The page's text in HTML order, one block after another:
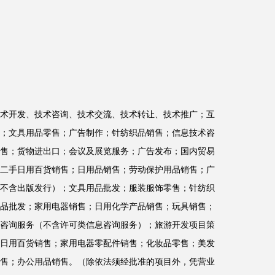
开发、技术咨询、技术交流、技术转让、技术推广；互
文具用品零售；广告制作；针纺织品销售；信息技术咨
；货物进出口；会议及展览服务；广告发布；国内贸易
手日用百货销售；日用品销售；劳动保护用品销售；广
含出版发行）；文具用品批发；服装服饰零售；针纺织
批发；家用电器销售；日用化学产品销售；玩具销售；
询服务（不含许可类信息咨询服务）；旅游开发项目策
用百货销售；家用电器零配件销售；化妆品零售；美发
；办公用品销售。（除依法须经批准的项目外，凭营业